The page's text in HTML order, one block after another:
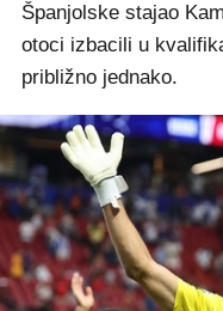
Španjolske stajao
otoci izbacili u
približno jednako.